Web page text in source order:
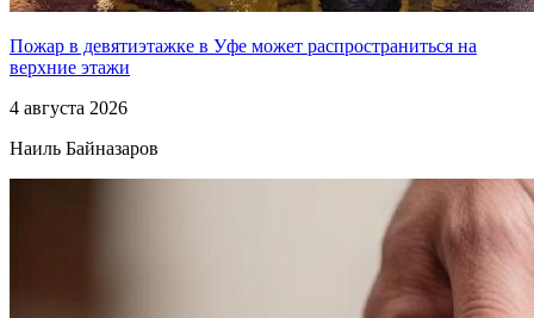
Пожар в девятиэтажке в Уфе может распространиться на
верхние этажи
4 августа 2026
Наиль Байназаров